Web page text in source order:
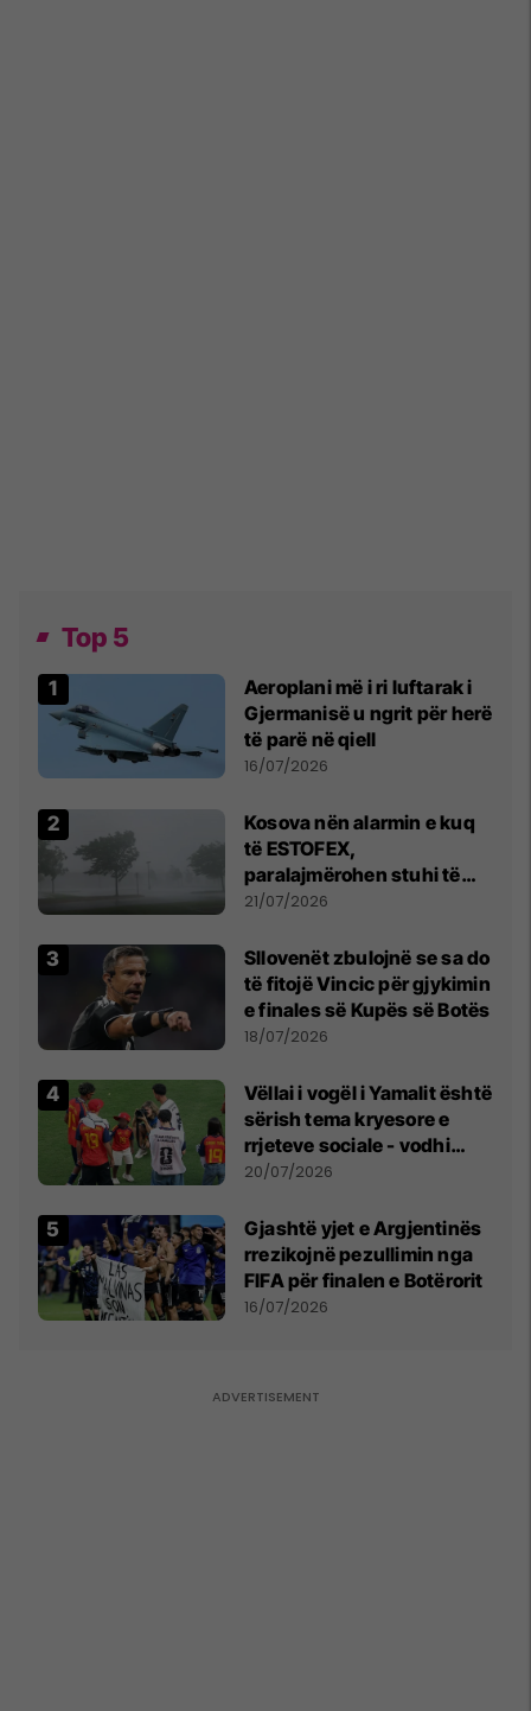
Top 5
Aeroplani më i ri luftarak i
Gjermanisë u ngrit për herë
të parë në qiell
16/07/2026
Kosova nën alarmin e kuq
të ESTOFEX,
paralajmërohen stuhi të
fuqishme me breshër dhe
21/07/2026
Sllovenët zbulojnë se sa do
të fitojë Vincic për gjykimin
e finales së Kupës së Botës
18/07/2026
Vëllai i vogël i Yamalit është
sërish tema kryesore e
rrjeteve sociale - vodhi
vëmendjen pas finales së
20/07/2026
Gjashtë yjet e Argjentinës
rrezikojnë pezullimin nga
FIFA për finalen e Botërorit
16/07/2026